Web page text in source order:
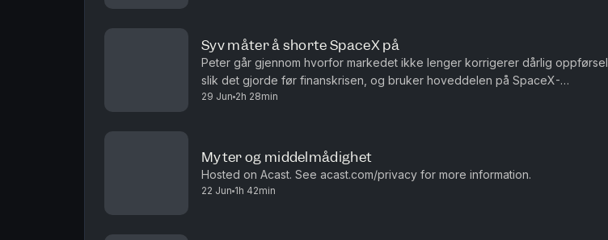
Syv måter å shorte SpaceX på
Peter går gjennom hvorfor markedet ikke lenger korrigerer dårlig oppførsel
slik det gjorde før finanskrisen, og bruker hoveddelen på SpaceX-
noteringen og syv måter å shorte selskapet på. I tillegg kom...
29 Jun 2h 28min
Myter og middelmådighet
Hosted on Acast. See acast.com/privacy for more information.
22 Jun 1h 42min